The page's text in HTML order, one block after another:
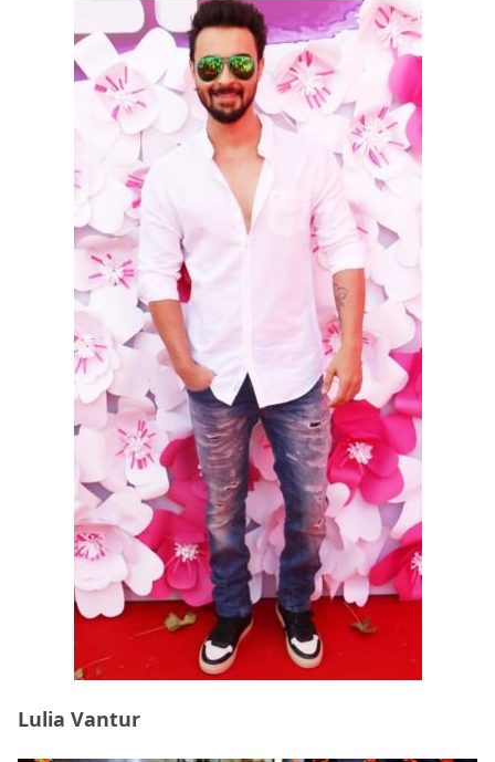
Lulia Vantur